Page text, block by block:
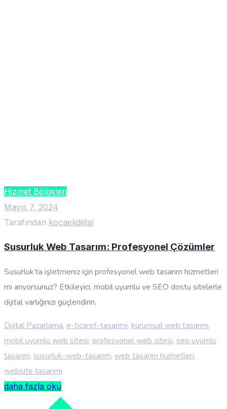
Hizmet Bölgeleri
Mayıs 7, 2024
Tarafından kocaelidijital
Susurluk Web Tasarım: Profesyonel Çözümler
Susurluk’ta işletmeniz için profesyonel web tasarım hizmetleri
mi arıyorsunuz? Etkileyici, mobil uyumlu ve SEO dostu sitelerle
dijital varlığınızı güçlendirin.
Dijital Pazarlama, e-ticaret-tasarimi, kurumsal web tasarım,
mobil uyumlu web sitesi, profesyonel web sitesi, seo uyumlu
tasarım, susurluk-web-tasarım, web tasarım hizmetleri,
website tasarımı
daha fazla oku